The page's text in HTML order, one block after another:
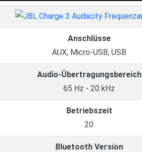
Anschlüsse
AUX, Micro-USB, USB
Audio-Übertragungsbereich
65 Hz - 20 kHz
Betriebszeit
20
Bluetooth Version